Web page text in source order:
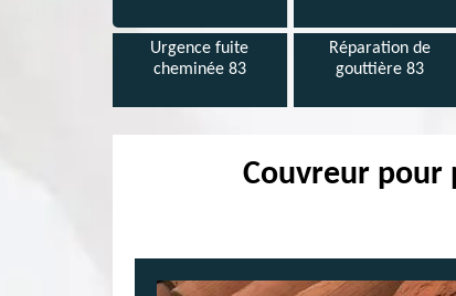
Urgence fuite
cheminée 83
Réparation de
gouttière 83
Couvreur pour